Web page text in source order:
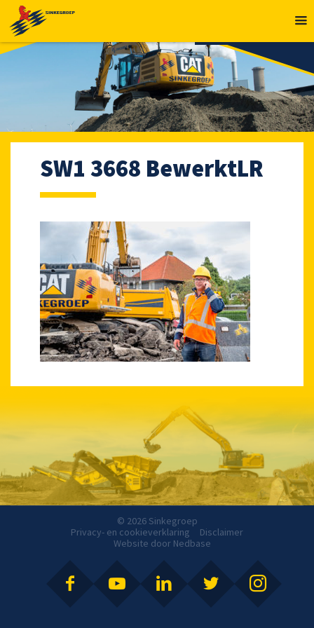
SW1 3668 BewerktLR
© 2026 Sinkegroep
Privacy- en cookieverklaring
Disclaimer
Website door Nedbase